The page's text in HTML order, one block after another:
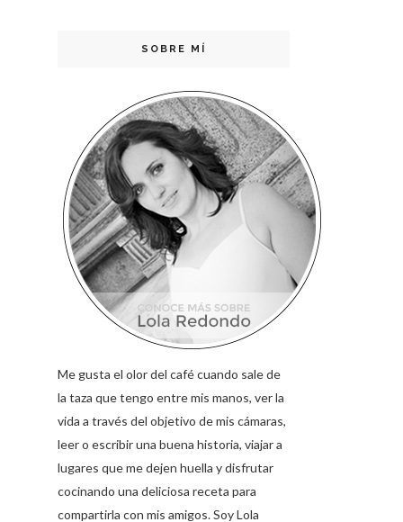
SOBRE MÍ
Me gusta el olor del café cuando sale de
la taza que tengo entre mis manos, ver la
vida a través del objetivo de mis cámaras,
leer o escribir una buena historia, viajar a
lugares que me dejen huella y disfrutar
cocinando una deliciosa receta para
compartirla con mis amigos. Soy Lola